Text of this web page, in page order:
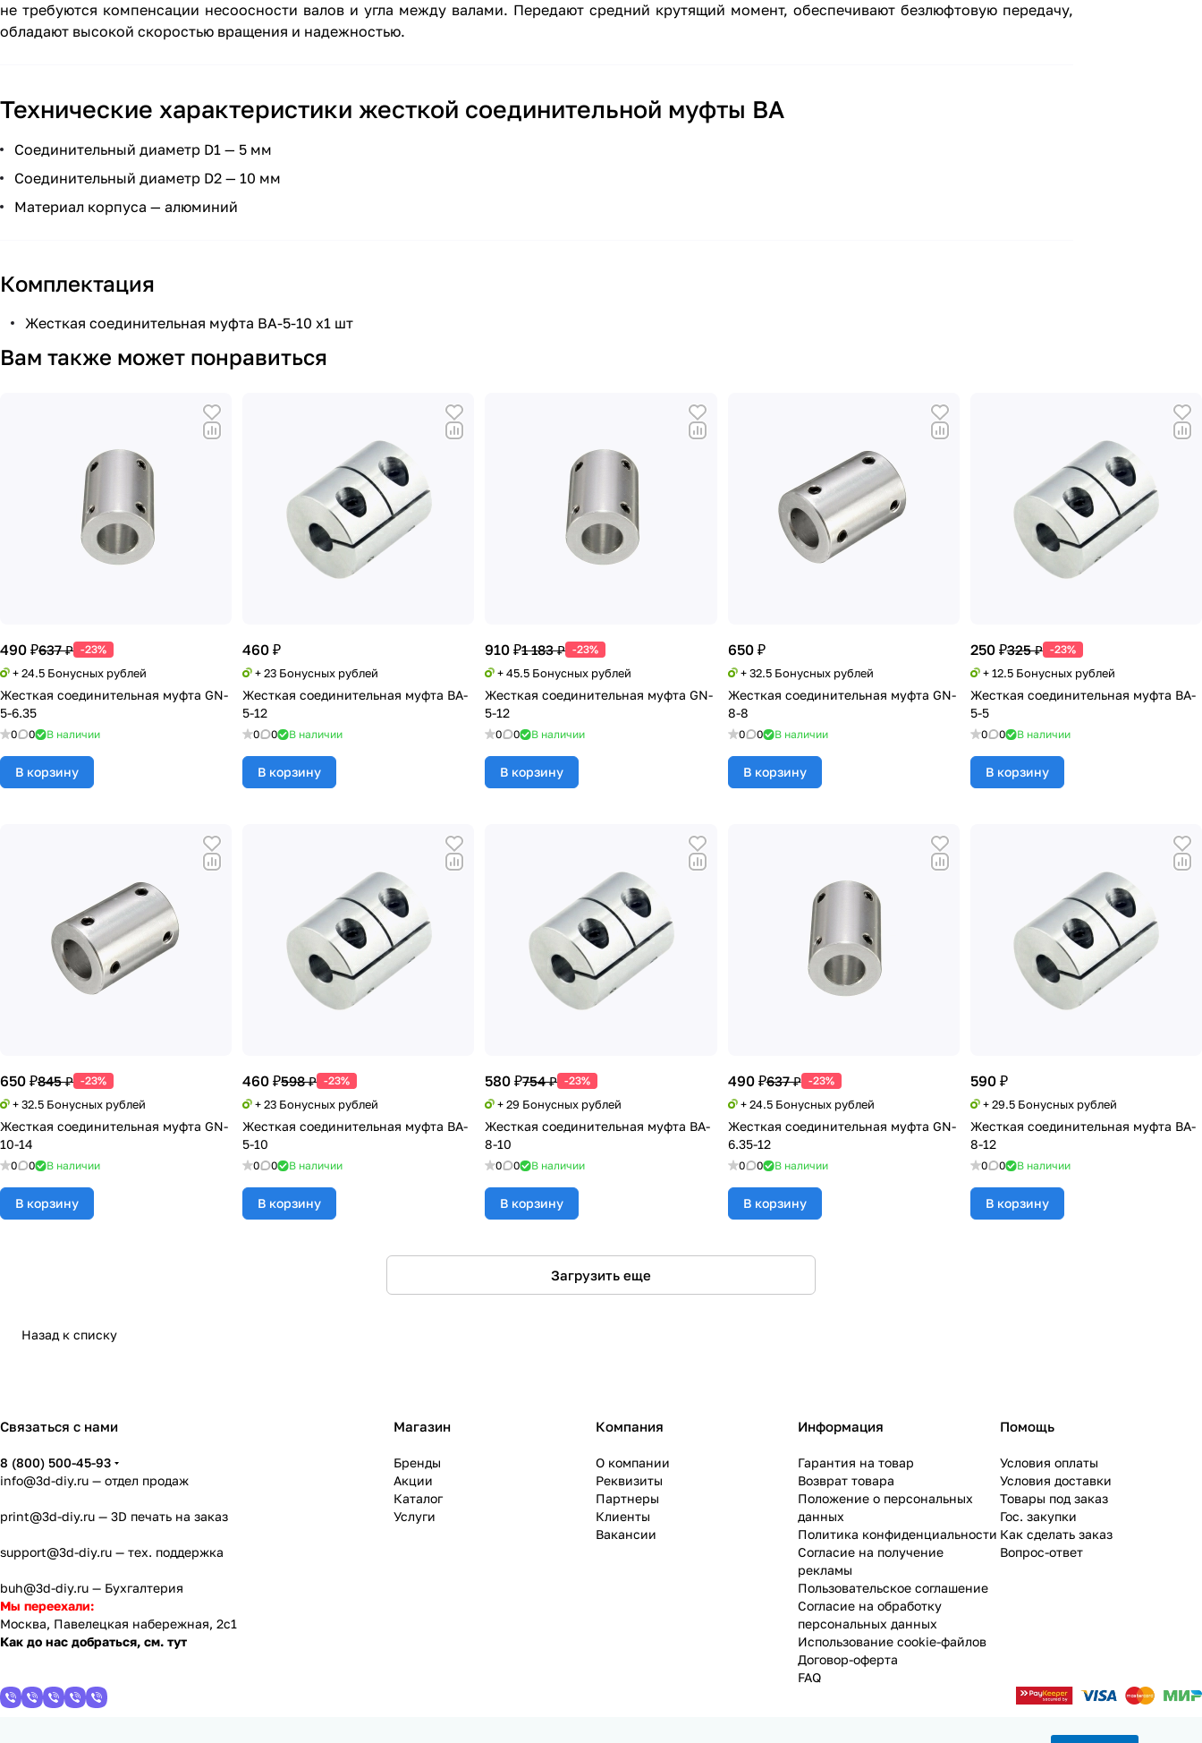
не требуются компенсации несоосности валов и угла между валами. Передают средний крутящий момент, обеспечивают безлюфтовую передачу,
обладают высокой скоростью вращения и надежностью.
Технические характеристики жесткой соединительной муфты BA
Соединительный диаметр D1 — 5 мм
Соединительный диаметр D2 — 10 мм
Материал корпуса — алюминий
Комплектация
Жесткая соединительная муфта BA-5-10 х1 шт
Вам также может понравиться
490 ₽637 ₽ -23%
+ 24.5 Бонусных рублей
Жесткая соединительная муфта GN-
5-6.35
0 0 В наличии
В корзину
460 ₽
+ 23 Бонусных рублей
Жесткая соединительная муфта BA-
5-12
0 0 В наличии
В корзину
910 ₽1 183 ₽ -23%
+ 45.5 Бонусных рублей
Жесткая соединительная муфта GN-
5-12
0 0 В наличии
В корзину
650 ₽
+ 32.5 Бонусных рублей
Жесткая соединительная муфта GN-
8-8
0 0 В наличии
В корзину
250 ₽325 ₽ -23%
+ 12.5 Бонусных рублей
Жесткая соединительная муфта BA-
5-5
0 0 В наличии
В корзину
650 ₽845 ₽ -23%
+ 32.5 Бонусных рублей
Жесткая соединительная муфта GN-
10-14
0 0 В наличии
В корзину
460 ₽598 ₽ -23%
+ 23 Бонусных рублей
Жесткая соединительная муфта BA-
5-10
0 0 В наличии
В корзину
580 ₽754 ₽ -23%
+ 29 Бонусных рублей
Жесткая соединительная муфта BA-
8-10
0 0 В наличии
В корзину
490 ₽637 ₽ -23%
+ 24.5 Бонусных рублей
Жесткая соединительная муфта GN-
6.35-12
0 0 В наличии
В корзину
590 ₽
+ 29.5 Бонусных рублей
Жесткая соединительная муфта BA-
8-12
0 0 В наличии
В корзину
Загрузить еще
Назад к списку
Связаться с нами
8 (800) 500-45-93
info@3d-diy.ru — отдел продаж
print@3d-diy.ru — 3D печать на заказ
support@3d-diy.ru — тех. поддержка
buh@3d-diy.ru — Бухгалтерия
Мы переехали:
Москва, Павелецкая набережная, 2с1
Как до нас добраться, см. тут
Магазин
Бренды
Акции
Каталог
Услуги
Компания
О компании
Реквизиты
Партнеры
Клиенты
Вакансии
Информация
Гарантия на товар
Возврат товара
Положение о персональных
данных
Политика конфиденциальности
Согласие на получение
рекламы
Пользовательское соглашение
Согласие на обработку
персональных данных
Использование cookie-файлов
Договор-оферта
FAQ
Помощь
Условия оплаты
Условия доставки
Товары под заказ
Гос. закупки
Как сделать заказ
Вопрос-ответ